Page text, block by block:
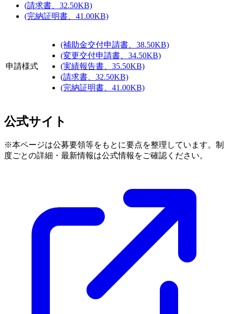
(請求書、32.50KB)
(完納証明書、41.00KB)
申請様式
(補助金交付申請書、38.50KB)
(変更交付申請書、34.50KB)
(実績報告書、35.50KB)
(請求書、32.50KB)
(完納証明書、41.00KB)
公式サイト
※本ページは公募要領等をもとに要点を整理しています。制
度ごとの詳細・最新情報は公式情報をご確認ください。